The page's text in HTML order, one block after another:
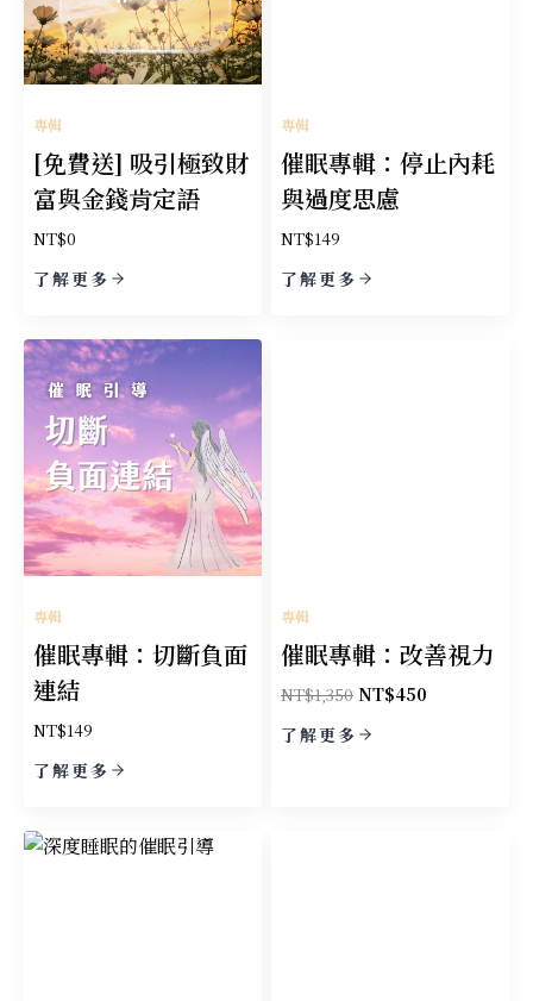
專輯
[免費送] 吸引極致財
富與金錢肯定語
NT$0
了解更多
專輯
催眠專輯：停止內耗
與過度思慮
NT$149
了解更多
專輯
催眠專輯：切斷負面
連結
NT$149
了解更多
專輯
催眠專輯：改善視力
NT$1,350 原
價
NT$450
了解更多